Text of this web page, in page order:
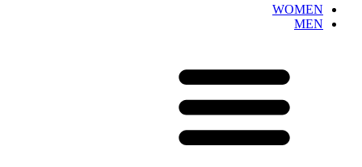
WOMEN
MEN